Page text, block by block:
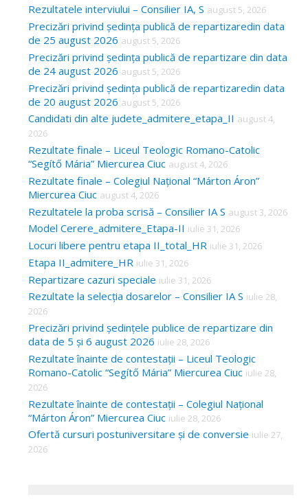
Rezultatele interviului – Consilier IA, S august 5, 2026
Precizări privind ședința publică de repartizaredin data
de 25 august 2026 august 5, 2026
Precizări privind ședința publică de repartizare din data
de 24 august 2026 august 5, 2026
Precizări privind ședința publică de repartizaredin data
de 20 august 2026 august 5, 2026
Candidati din alte judete_admitere_etapa_II august 4,
2026
Rezultate finale – Liceul Teologic Romano-Catolic
“Segítő Mária” Miercurea Ciuc august 4, 2026
Rezultate finale – Colegiul Național “Márton Áron”
Miercurea Ciuc august 4, 2026
Rezultatele la proba scrisă – Consilier IA S august 3, 2026
Model Cerere_admitere_Etapa-II iulie 31, 2026
Locuri libere pentru etapa II_total_HR iulie 31, 2026
Etapa II_admitere_HR iulie 31, 2026
Repartizare cazuri speciale iulie 31, 2026
Rezultate la selecția dosarelor – Consilier IA S iulie 28,
2026
Precizări privind ședințele publice de repartizare din
data de 5 și 6 august 2026 iulie 28, 2026
Rezultate înainte de contestații – Liceul Teologic
Romano-Catolic “Segítő Mária” Miercurea Ciuc iulie 28,
2026
Rezultate înainte de contestații – Colegiul Național
“Márton Áron” Miercurea Ciuc iulie 28, 2026
Ofertă cursuri postuniversitare și de conversie iulie 27,
2026